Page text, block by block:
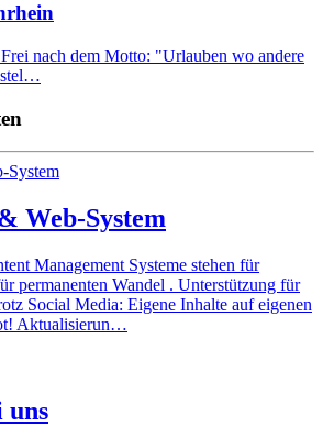
nach dem Motto: "Urlauben wo andere
stel…
Web-System
Management Systeme stehen für
permanenten Wandel . Unterstützung für
Social Media: Eigene Inhalte auf eigenen
Aktualisierun…